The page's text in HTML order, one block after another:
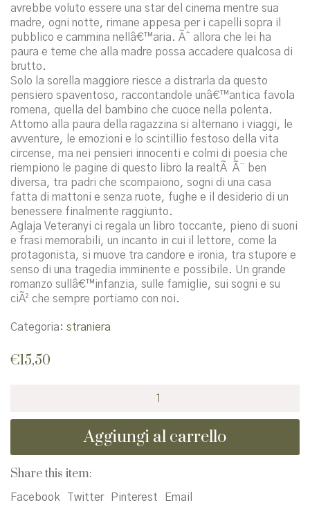
avrebbe voluto essere una star del cinema mentre sua
madre, ogni notte, rimane appesa per i capelli sopra il
pubblico e cammina nellâ€™aria. Ãˆ allora che lei ha
paura e teme che alla madre possa accadere qualcosa di
brutto.
Solo la sorella maggiore riesce a distrarla da questo
pensiero spaventoso, raccontandole unâ€™antica favola
romena, quella del bambino che cuoce nella polenta.
Attorno alla paura della ragazzina si alternano i viaggi, le
avventure, le emozioni e lo scintillio festoso della vita
circense, ma nei pensieri innocenti e colmi di poesia che
riempiono le pagine di questo libro la realtÃ Ã¨ ben
diversa, tra padri che scompaiono, sogni di una casa
fatta di mattoni e senza ruote, fughe e il desiderio di un
benessere finalmente raggiunto.
Aglaja Veteranyi ci regala un libro toccante, pieno di suoni
e frasi memorabili, un incanto in cui il lettore, come la
protagonista, si muove tra candore e ironia, tra stupore e
senso di una tragedia imminente e possibile. Un grande
romanzo sullâ€™infanzia, sulle famiglie, sui sogni e su
ciÃ² che sempre portiamo con noi.
Categoria: straniera
€15,50
bambino
quantità
Aggiungi al carrello
Share this item:
Facebook Twitter Pinterest Email